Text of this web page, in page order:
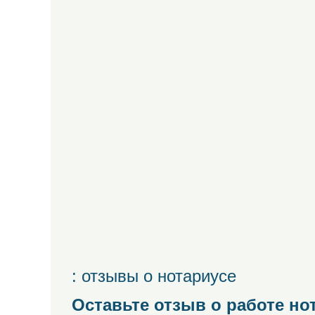
: отзывы о нотариусе
Оставьте отзыв о работе